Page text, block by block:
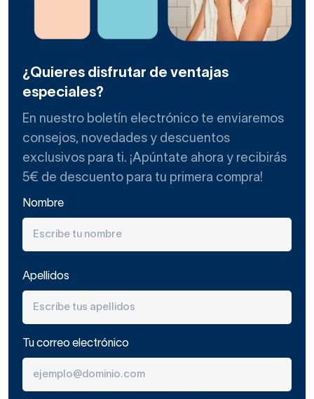
¿Quieres disfrutar de ventajas
especiales?
En nuestro boletín electrónico te enviaremos
consejos, novedades y descuentos
exclusivos para ti. ¡Apúntate ahora y recibirás
5€ de descuento para tu primera compra!
Nombre
Apellidos
Tu correo electrónico